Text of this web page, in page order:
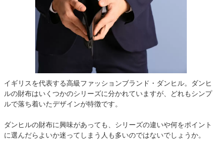
イギリスを代表する高級ファッションブランド・ダンヒル。ダンヒ
ルの財布はいくつかのシリーズに分かれていますが、どれもシンプ
ルで落ち着いたデザインが特徴です。
ダンヒルの財布に興味があっても、シリーズの違いや何をポイント
に選んだらよいか迷ってしまう人も多いのではないでしょうか。